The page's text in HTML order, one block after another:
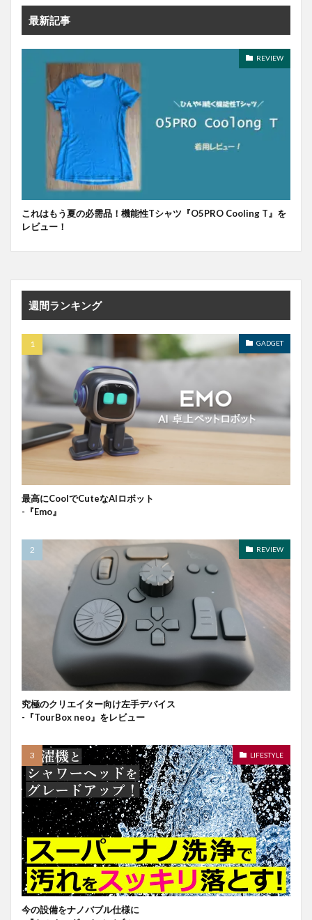
最新記事
REVIEW
これはもう夏の必需品！機能性Tシャツ『O5PRO Cooling T』を
レビュー！
週間ランキング
GADGET
最高にCoolでCuteなAIロボット
-『Emo』
REVIEW
究極のクリエイター向け左手デバイス
-『TourBox neo』をレビュー
LIFESTYLE
今の設備をナノバブル仕様に